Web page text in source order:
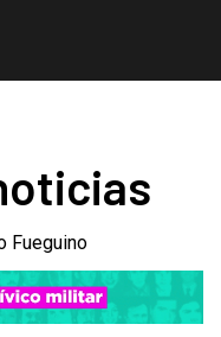
Fueguino